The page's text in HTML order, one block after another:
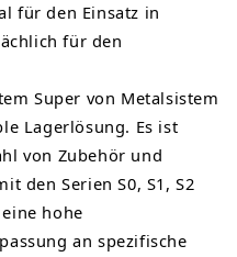
für den Einsatz in
für den
Super von Metalsistem
Lagerlösung. Es ist
von Zubehör und
den Serien S0, S1, S2
hohe
an spezifische